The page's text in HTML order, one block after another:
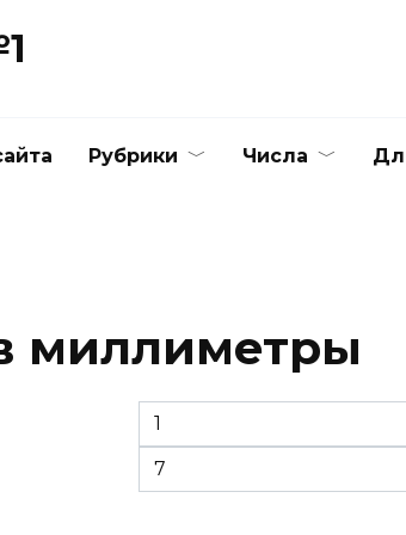
Рубрики Числа
миллиметры